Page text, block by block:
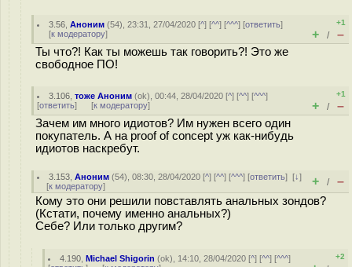
3.56 ,Аноним (54), 23:31, 27/04/2020 [^] [^^] [^^^] [ответить]
[к модератору]
+1
+ / –
Ты что?! Как ты можешь так говорить?! Это же
свободное ПО!
3.106 ,тоже Аноним (ok), 00:44, 28/04/2020 [^] [^^] [^^^]
[ответить] [к модератору]
+1
+ / –
Зачем им много идиотов? Им нужен всего один
покупатель. А на proof of concept уж как-нибудь
идиотов наскребут.
3.153 ,Аноним (54), 08:30, 28/04/2020 [^] [^^] [^^^] [ответить][↓]
[к модератору] + / –
Кому это они решили повставлять анальных зондов?
(Кстати, почему именно анальных?)
Себе? Или только другим?
4.190 ,Michael Shigorin (ok), 14:10, 28/04/2020 [^] [^^] [^^^]
+2